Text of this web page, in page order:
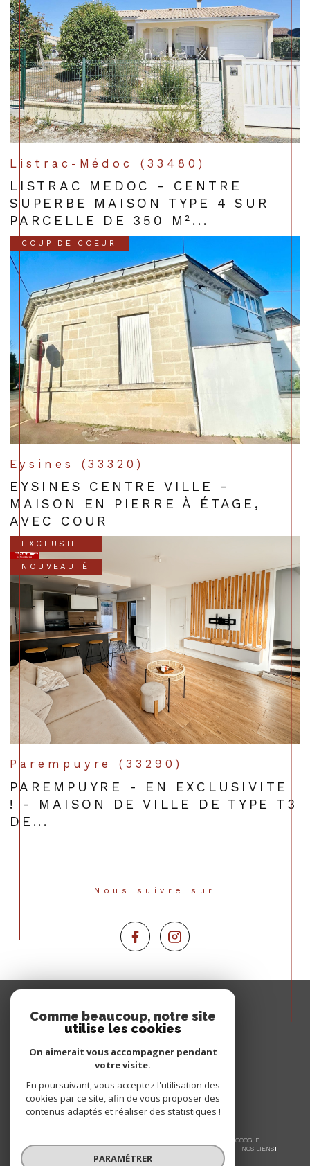
Listrac-Médoc (33480)
LISTRAC MEDOC - CENTRE
SUPERBE MAISON TYPE 4 SUR
PARCELLE DE 350 M²...
COUP DE COEUR
Eysines (33320)
EYSINES CENTRE VILLE -
MAISON EN PIERRE À ÉTAGE,
AVEC COUR
EXCLUSIF
NOUVEAUTÉ
Parempuyre (33290)
PAREMPUYRE - EN EXCLUSIVITE
! - MAISON DE VILLE DE TYPE T3
DE...
Nous suivre sur
PROPRIÉTAIRE
Se connecter
© 2026 | TOUS DROITS RÉSERVÉS | TRADUCTION POWERED BY GOOGLE |
ADMIN
NOS LIENS
POLITIQUE RGPD
Comme beaucoup, notre site
utilise les cookies
On aimerait vous accompagner pendant
votre visite.
En poursuivant, vous acceptez l'utilisation des
cookies par ce site, afin de vous proposer des
contenus adaptés et réaliser des statistiques !
PARAMÉTRER